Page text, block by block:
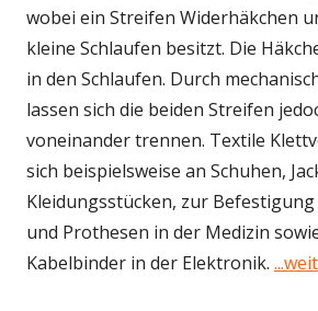
wobei ein Streifen Widerhäkchen
kleine Schlaufen besitzt. Die
in den Schlaufen. Durch
lassen sich die beiden Streifen
voneinander trennen. Textile
sich beispielsweise an Schuhen,
Kleidungsstücken, zur
und Prothesen in der Medizin
Kabelbinder in der Elektronik.